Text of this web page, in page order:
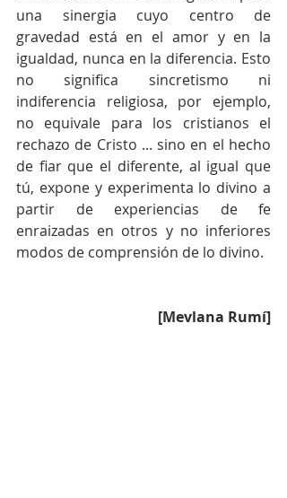
una sinergia cuyo centro de
gravedad está en el amor y en la
igualdad, nunca en la diferencia. Esto
no significa sincretismo ni
indiferencia religiosa, por ejemplo,
no equivale para los cristianos el
rechazo de Cristo ... sino en el hecho
de fiar que el diferente, al igual que
tú, expone y experimenta lo divino a
partir de experiencias de fe
enraizadas en otros y no inferiores
modos de comprensión de lo divino.
[Mevlana Rumí]